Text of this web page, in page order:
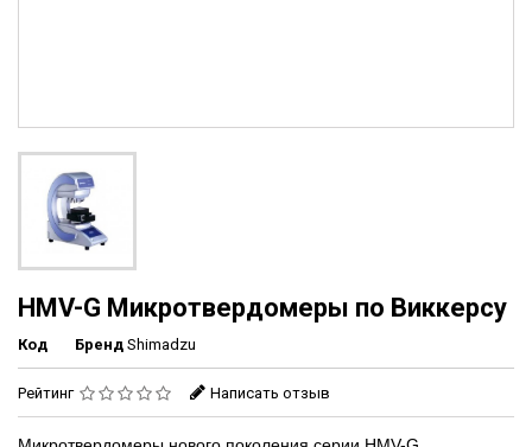
HMV-G Микротвердомеры по Виккерсу
Код Бренд Shimadzu
Рейтинг Написать отзыв